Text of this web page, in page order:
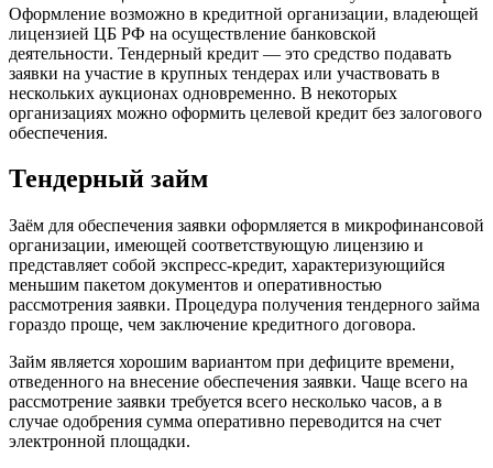
Оформление возможно в кредитной организации, владеющей
лицензией ЦБ РФ на осуществление банковской
деятельности. Тендерный кредит — это средство подавать
заявки на участие в крупных тендерах или участвовать в
нескольких аукционах одновременно. В некоторых
организациях можно оформить целевой кредит без залогового
обеспечения.
Тендерный займ
Заём для обеспечения заявки оформляется в микрофинансовой
организации, имеющей соответствующую лицензию и
представляет собой экспресс-кредит, характеризующийся
меньшим пакетом документов и оперативностью
рассмотрения заявки. Процедура получения тендерного займа
гораздо проще, чем заключение кредитного договора.
Займ является хорошим вариантом при дефиците времени,
отведенного на внесение обеспечения заявки. Чаще всего на
рассмотрение заявки требуется всего несколько часов, а в
случае одобрения сумма оперативно переводится на счет
электронной площадки.